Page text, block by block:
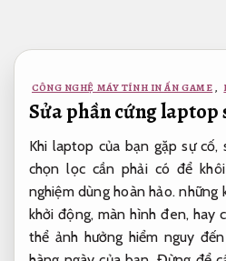
nội
CÔNG NGHỆ MÁY TÍNH IN ẤN GAME ,
Sửa phần cứng laptop
Khi laptop của bạn gặp sự
chọn lọc cần phải có để
nghiệm dùng hoàn hảo. những
khởi động, màn hình đen, hay
thể ảnh hưởng hiểm nguy